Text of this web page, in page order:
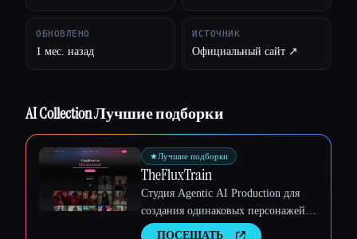
Esc
ОБНОВЛЕНО
1 мес. назад
ИСТОЧНИК
Официальный сайт ↗︎
AI Collection Лучшие подборки
★Лучшие подборки
TheFluxTrain
Студия Agentic AI Production для
создания одинаковых персонажей,
рабочих процессов и видео
ПОСЕЩАТЬ